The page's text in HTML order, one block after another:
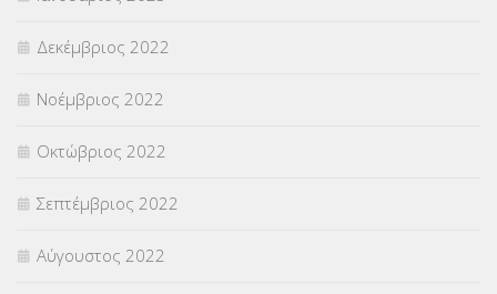
Δεκέμβριος 2022
Νοέμβριος 2022
Οκτώβριος 2022
Σεπτέμβριος 2022
Αύγουστος 2022